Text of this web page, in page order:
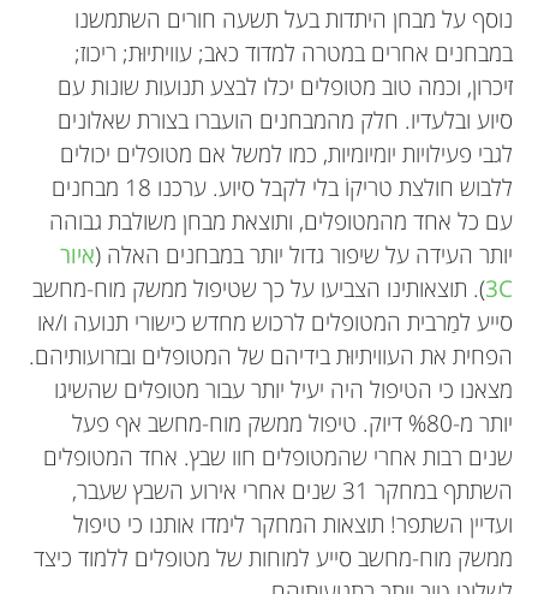
נוסף על מבחן היתדות בעל תשעה חורים השתמשנו
במבחנים אחרים במטרה למדוד כאב; עוויתיוּת; ריכוז;
זיכרון, וכמה טוב מטופלים יכלו לבצע תנועות שונות עם
סיוע ובלעדיו. חלק מהמבחנים הועברו בצורת שאלונים
לגבי פעילויות יומיומיות, כמו למשל אם מטופלים יכולים
ללבוש חולצת טריקוֹ בלי לקבל סיוע. ערכנו 18 מבחנים
עם כל אחד מהמטופלים, ותוצאת מבחן משולבת גבוהה
יותר העידה על שיפור גדול יותר במבחנים האלה (איור
3C). תוצאותינו הצביעו על כך שטיפול ממשק מוח-מחשב
סייע למַרבית המטופלים לרכוש מחדש כישורי תנועה ו/או
הפחית את העוויתיוּת בידיהם של המטופלים ובזרועותיהם.
מצאנו כי הטיפול היה יעיל יותר עבור מטופלים שהשיגו
יותר מ-%80 דיוק. טיפול ממשק מוח-מחשב אף פעל
שנים רבות אחרי שהמטופלים חוו שבץ. אחד המטופלים
השתתף במחקר 31 שנים אחרי אירוע השבץ שעבר,
ועדיין השתפר! תוצאות המחקר לימדו אותנו כי טיפול
ממשק מוח-מחשב סייע למוחות של מטופלים ללמוד כיצד